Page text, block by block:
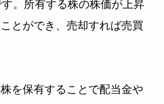
。所有する株の株価が上昇
とができ、売却すれば売買
を保有することで配当金や